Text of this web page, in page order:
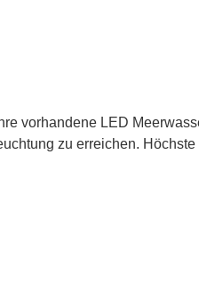
vorhandene LED
zu erreichen.